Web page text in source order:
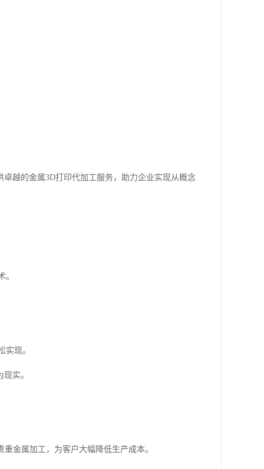
越的金属3D打印代加工服务，助力企业实现从概念
。
实现。
实。
金属加工，为客户大幅降低生产成本。